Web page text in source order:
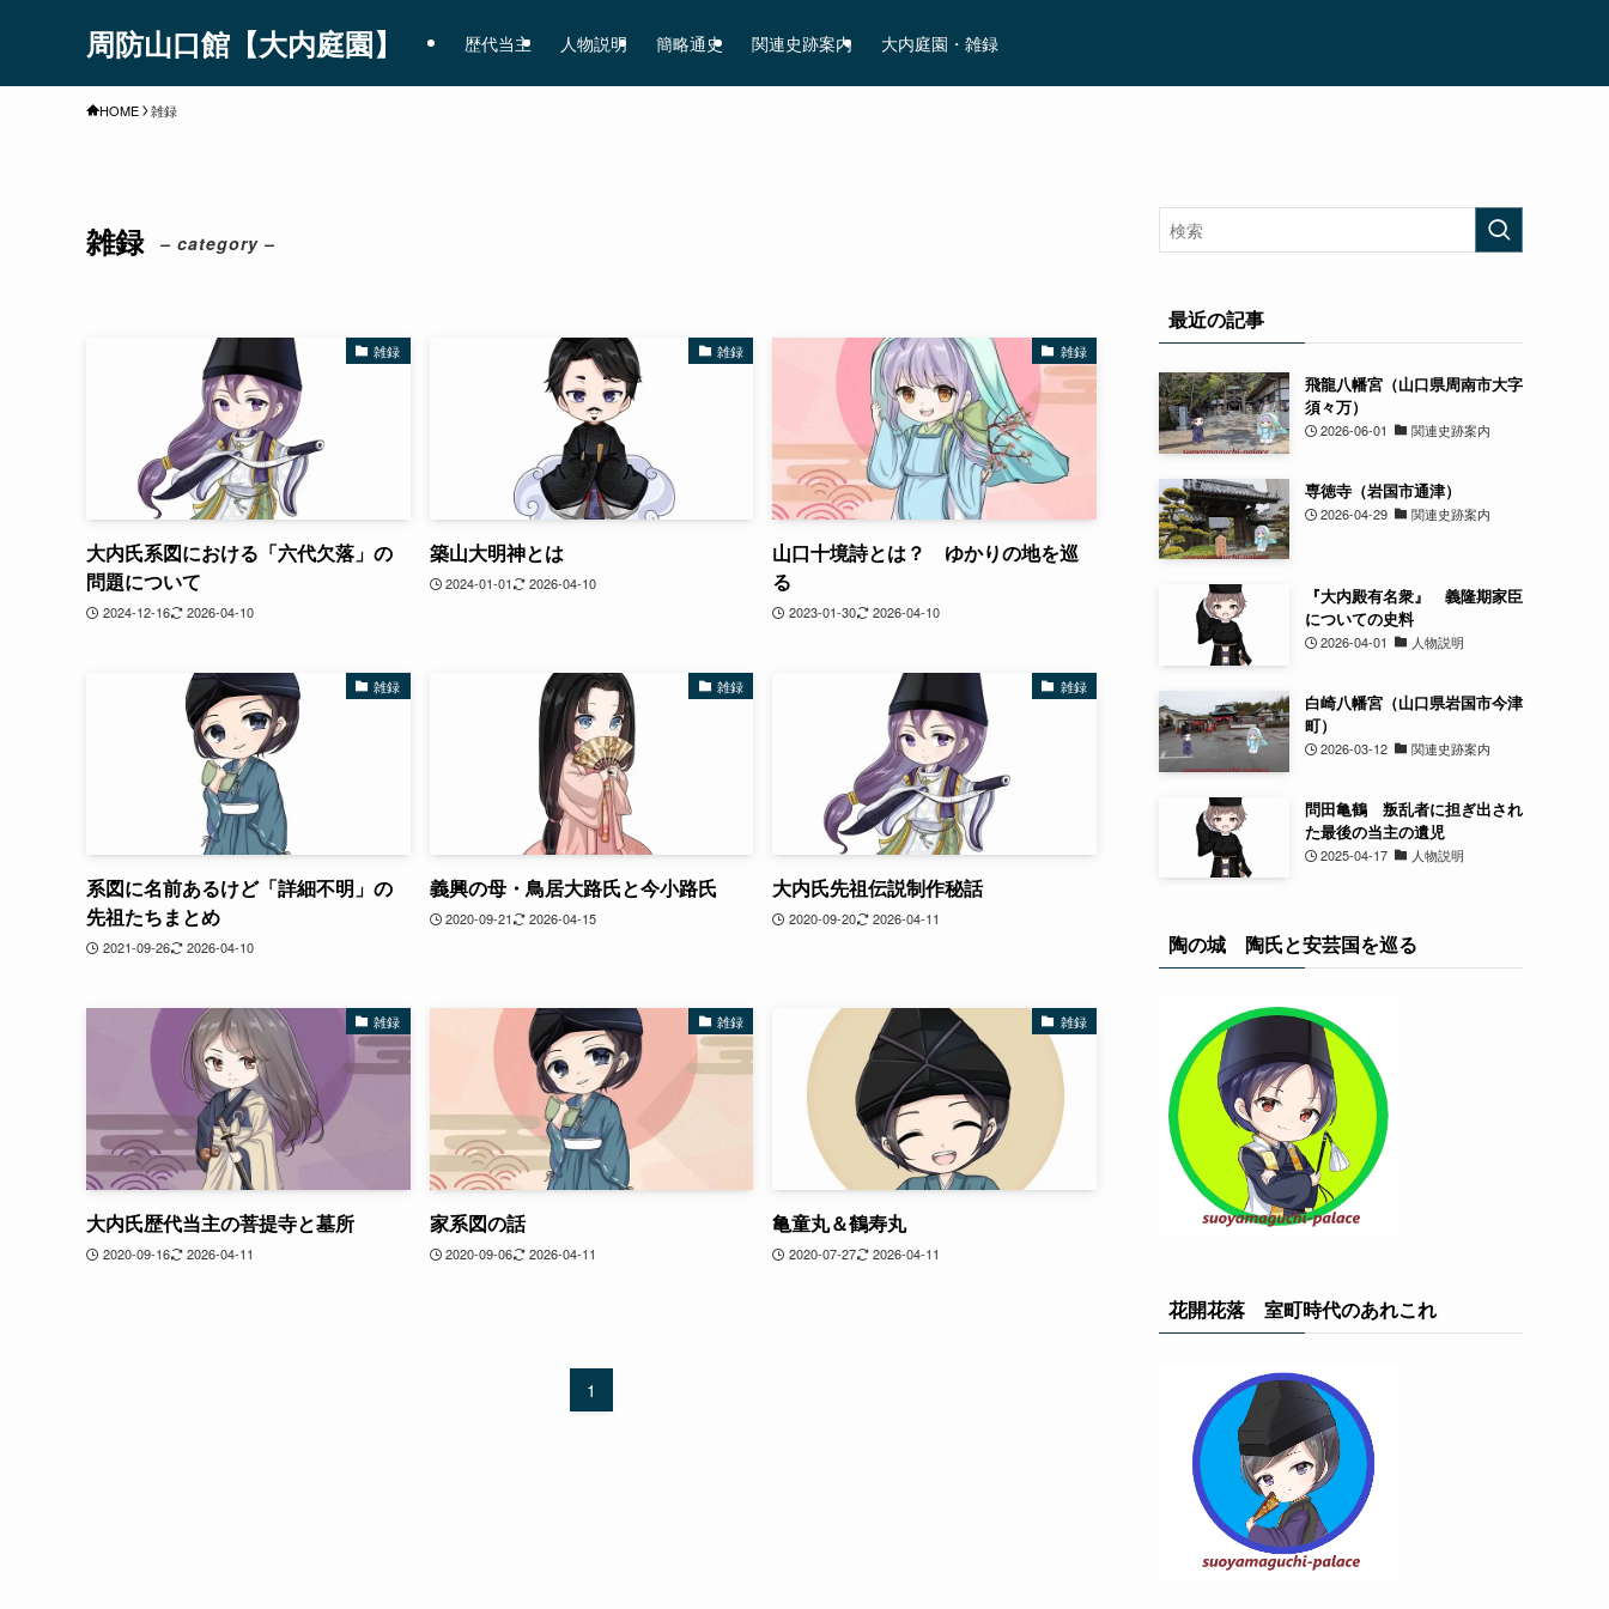
周防山口館【大内庭園】 歴代当主 人物説明 簡略通史 関連史跡案内 大内庭園・雑録
HOME 雑録
雑録 – category –
雑録
大内氏系図における「六代欠落」の
問題について
2024-12-16 2026-04-10
雑録
築山大明神とは
2024-01-01 2026-04-10
雑録
山口十境詩とは？ ゆかりの地を巡
る
2023-01-30 2026-04-10
雑録
系図に名前あるけど「詳細不明」の
先祖たちまとめ
2021-09-26 2026-04-10
雑録
義興の母・鳥居大路氏と今小路氏
2020-09-21 2026-04-15
雑録
大内氏先祖伝説制作秘話
2020-09-20 2026-04-11
雑録
大内氏歴代当主の菩提寺と墓所
2020-09-16 2026-04-11
雑録
家系図の話
2020-09-06 2026-04-11
雑録
亀童丸＆鶴寿丸
2020-07-27 2026-04-11
1
最近の記事
飛龍八幡宮（山口県周南市大字
須々万）
2026-06-01 関連史跡案内
専徳寺（岩国市通津）
2026-04-29 関連史跡案内
『大内殿有名衆』 義隆期家臣
についての史料
2026-04-01 人物説明
白崎八幡宮（山口県岩国市今津
町）
2026-03-12 関連史跡案内
問田亀鶴 叛乱者に担ぎ出され
た最後の当主の遺児
2025-04-17 人物説明
陶の城 陶氏と安芸国を巡る
花開花落 室町時代のあれこれ